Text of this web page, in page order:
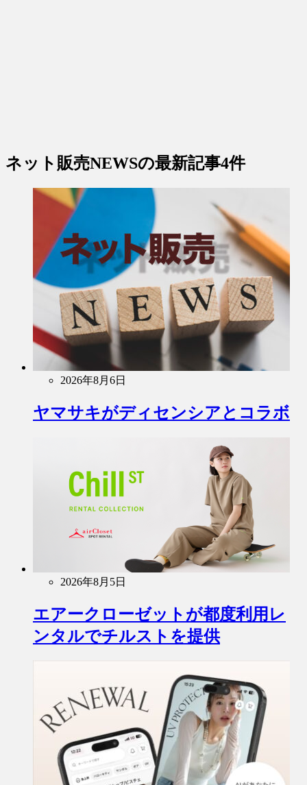
ネット販売NEWSの最新記事4件
2026年8月6日
ヤマサキがディセンシアとコラボ
2026年8月5日
エアークローゼットが都度利用レ
ンタルでチルストを提供